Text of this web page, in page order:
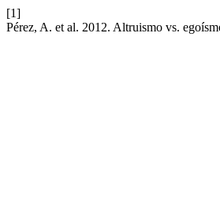
[1]
Pérez, A. et al. 2012. Altruismo vs.